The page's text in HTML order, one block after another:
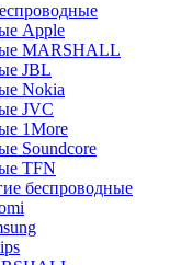
Apple
MARSHALL
JBL
Nokia
JVC
1More
Soundcore
TFN
беспроводные